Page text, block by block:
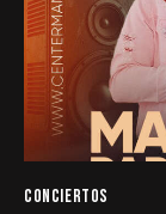
CONCIERTOS